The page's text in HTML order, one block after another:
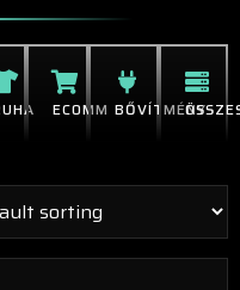
ECOMM BŐVÍTMÉNY